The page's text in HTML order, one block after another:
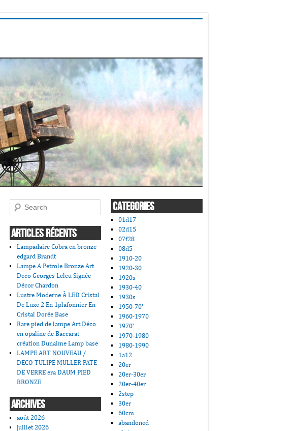
Search
ARTICLES RÉCENTS
Lampadaire Cobra en bronze
edgard Brandt
Lampe A Petrole Bronze Art
Deco Georges Leleu Signée
Décor Chardon
Lustre Moderne À LED Cristal
De Luxe 2 En 1plafonnier En
Cristal Dorée Base
Rare pied de lampe Art Déco
en opaline de Baccarat
création Dunaime Lamp base
LAMPE ART NOUVEAU /
DECO TULIPE MULLER PATE
DE VERRE era DAUM PIED
BRONZE
ARCHIVES
août 2026
juillet 2026
CATEGORIES
01d17
02d15
07f28
08d5
1910-20
1920-30
1920s
1930-40
1930s
1950-70'
1960-1970
1970'
1970-1980
1980-1990
1a12
20er
20er-30er
20er-40er
2step
30er
60cm
abandoned